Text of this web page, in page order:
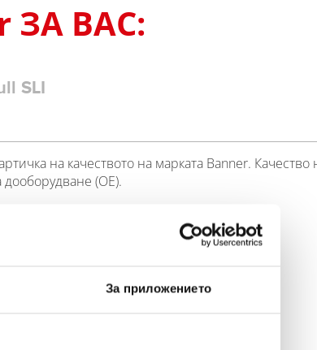
За приложението
ЗА ВАС:
SLI
на качеството на марката Banner. Качество
(OE).